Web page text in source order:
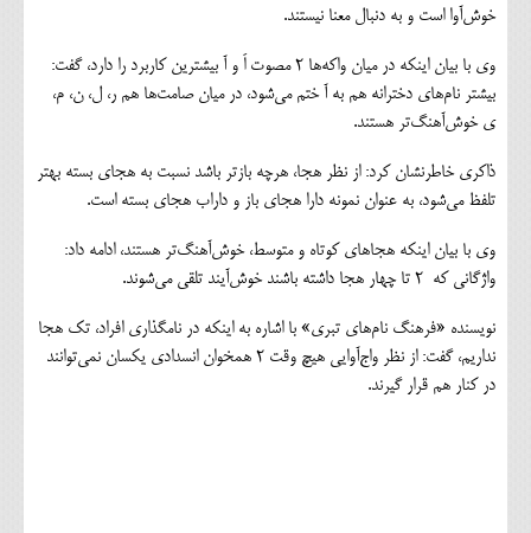
خوش‌آوا است و به دنبال معنا نیستند.
وی با بیان اینکه در میان واکه‌ها 2 مصوت اَ و آ بیشترین کاربرد را دارد، گفت:
بیشتر نام‌های دخترانه هم به آ ختم می‌شود، در میان صامت‌ها هم ر، ل، ن، م،
ی خوش‌آهنگ‌تر هستند.
ذاکری خاطرنشان کرد: از نظر هجا، هرچه بازتر باشد نسبت به هجای بسته بهتر
تلفظ می‌شود، به عنوان نمونه دارا هجای باز و داراب هجای بسته است.
وی با بیان اینکه هجاهای کوتاه و متوسط، خوش‌آهنگ‌تر هستند، ادامه داد:
واژگانی که 2 تا چهار هجا داشته باشند خوش‌آیند تلقی می‌شوند.
نویسنده «فرهنگ نام‌های تبری» با اشاره به اینکه در نامگذاری افراد، تک هجا
نداریم، گفت: از نظر واج‌آوایی هیچ وقت 2 همخوان انسدادی یکسان نمی‌توانند
در کنار هم قرار گیرند.